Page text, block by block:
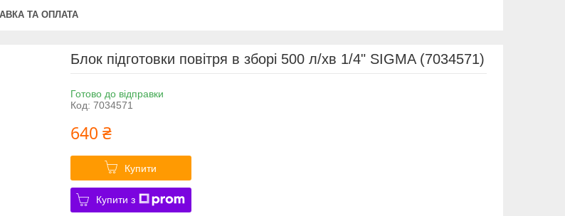
ТА ОПЛАТА
Блок підготовки повітря в зборі 500 л/хв 1/4" SIGMA (7034571)
Готово до відправки
Код: 7034571
640 ₴
Купити
Купити з